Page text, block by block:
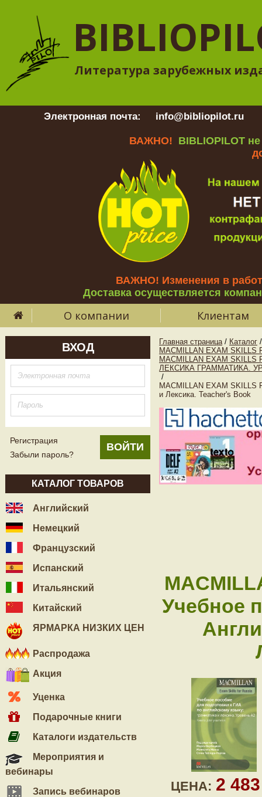
Литература зарубежных
Электронная почта: info@bibliopilot.ru
ВАЖНО! BIBLIOPILOT
ВАЖНО! Изменения в
Доставка осуществляется
О компании Клиентам
ВХОД
Регистрация
Забыли пароль?
КАТАЛОГ ТОВАРОВ
Английский
Немецкий
Французский
Испанский
Итальянский
Китайский
ЯРМАРКА НИЗКИХ ЦЕН
Распродажа
Акция
Уценка
Подарочные книги
Каталоги издательств
Мероприятия и
вебинары
Запись вебинаров
Главная страница / Каталог /
MACMILLAN EXAM
MACMILLAN EXAM
ЛЕКСИКА ГРАММАТИКА.
/
MACMILLAN EXAM SKILLS
и Лексика. Teacher's Book
Учебное
ЦЕНА: 2